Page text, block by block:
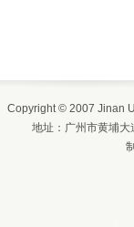
Copyright © 2007 Jinan
地址：广州市黄埔